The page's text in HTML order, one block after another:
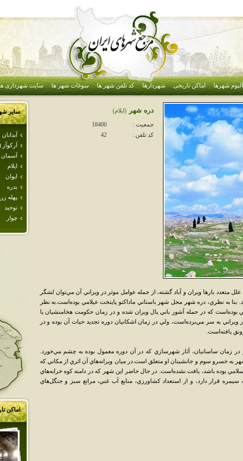
آلبوم شهرها اماکن تاریخی شهردارها کد تلفن شهر ها سوغات شهر ها سایت شهرداری
سایر
آبدانان
آسمان
ايلام
ايوان
بدره
پهله
توحيد
چوار
اماکن
دره شهر
(ايلام)
جمعیت :
18400
کد تلفن :
42
متعدد بارها ويران و آباد گشته، از جمله عوامل موثر در ويراني آن مي‌توان لشگر
بنا به نظري، دره شهر محل شهر باستاني ماداکتو پايتخت عيلامي بوده‌است.به نظر
که در حمله آشور باني پال ويران شده و در زمان حکومت هخامنشيان يا
ويراني به سر مي‌برده‌است، ولي در زمان اشکانيان دوره تجديد حيات آن بوده و در
يافته‌است.
در زمان ساسانيان، آثار شهرسازي که در آن دوره معمول بوده به چشم مي‌خورد.
به خسرو سوم و جانشينان او متعلق است.در ميان ويرانه‌هاي آن اثري از مکاني که
بوده باشد، يافت نشده‌است. در حال حاضر اين شهر که در دامنه کوه خرابه‌هاي
قرار دارد، و از استعداد کشاورزي، منابع آب غني، مراتع سبز و جنگل‌هاي